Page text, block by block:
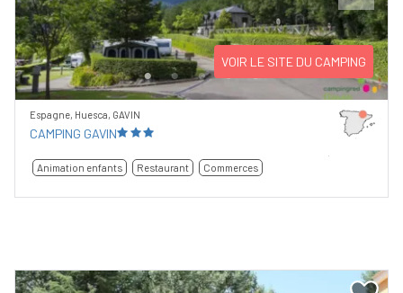
Previous Next
VOIR LE SITE DU CAMPING
Espagne, Huesca, GAVIN
CAMPING GAVIN
Animation enfants Restaurant Commerces